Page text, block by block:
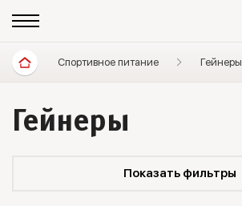
Спортивное питание Гейнеры
Гейнеры
Показать фильтры